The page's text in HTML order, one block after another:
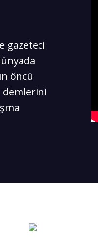
gazeteci
öncü
demlerini